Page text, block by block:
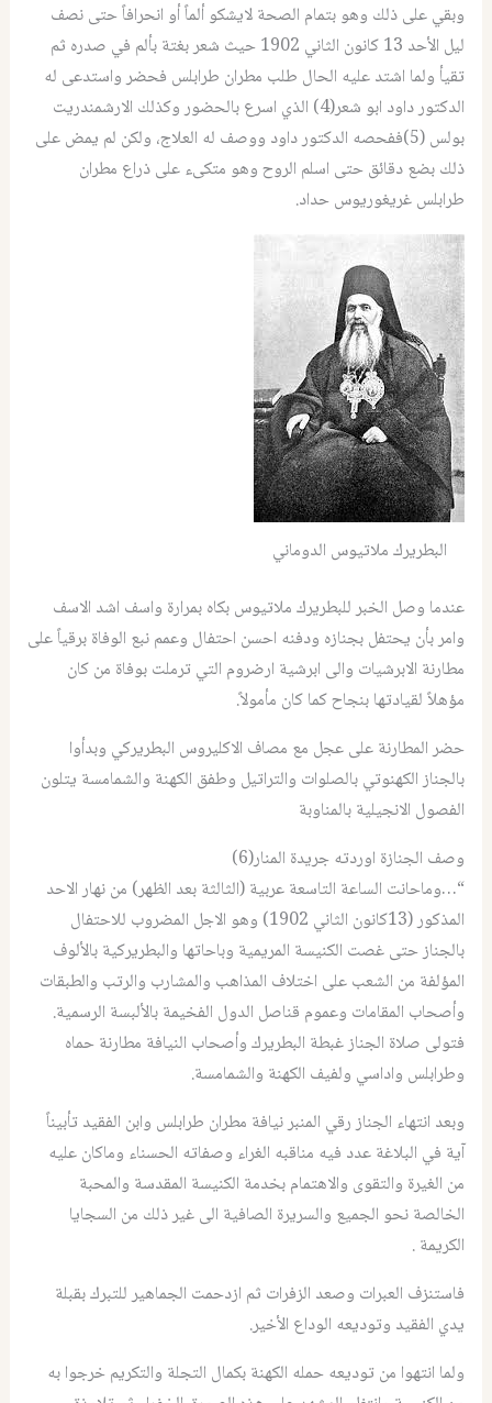
وبقي على ذلك وهو بتمام الصحة لايشكو ألماً أو انحرافاً حتى نصف
ليل الأحد 13 كانون الثاني 1902 حيث شعر بغتة بألم في صدره ثم
تقيأ ولما اشتد عليه الحال طلب مطران طرابلس فحضر واستدعى له
الدكتور داود ابو شعر(4) الذي اسرع بالحضور وكذلك الارشمندريت
بولس (5)ففحصه الدكتور داود ووصف له العلاج، ولكن لم يمض على
ذلك بضع دقائق حتى اسلم الروح وهو متكىء على ذراع مطران
طرابلس غريغوريوس حداد.
البطريرك ملاتيوس الدوماني
عندما وصل الخبر للبطريرك ملاتيوس بكاه بمرارة واسف اشد الاسف
وامر بأن يحتفل بجنازه ودفنه احسن احتفال وعمم نبع الوفاة برقياً على
مطارنة الابرشيات والى ابرشية ارضروم التي ترملت بوفاة من كان
مؤهلاً لقيادتها بنجاح كما كان مأمولاً.
حضر المطارنة على عجل مع مصاف الاكليروس البطريركي وبدأوا
بالجناز الكهنوتي بالصلوات والتراتيل وطفق الكهنة والشمامسة يتلون
الفصول الانجيلية بالمناوبة
وصف الجنازة اوردته جريدة المنار(6)
“…وماحانت الساعة التاسعة عربية (الثالثة بعد الظهر) من نهار الاحد
المذكور (13كانون الثاني 1902) وهو الاجل المضروب للاحتفال
بالجناز حتى غصت الكنيسة المريمية وباحاتها والبطريركية بالألوف
المؤلفة من الشعب على اختلاف المذاهب والمشارب والرتب والطبقات
وأصحاب المقامات وعموم قناصل الدول الفخيمة بالألبسة الرسمية.
فتولى صلاة الجناز غبطة البطريرك وأصحاب النيافة مطارنة حماه
وطرابلس واداسي ولفيف الكهنة والشمامسة.
وبعد انتهاء الجناز رقي المنبر نيافة مطران طرابلس وابن الفقيد تأبيناً
آية في البلاغة عدد فيه مناقبه الغراء وصفاته الحسناء وماكان عليه
من الغيرة والتقوى والاهتمام بخدمة الكنيسة المقدسة والمحبة
الخالصة نحو الجميع والسريرة الصافية الى غير ذلك من السجايا
الكريمة .
فاستنزف العبرات وصعد الزفرات ثم ازدحمت الجماهير للتبرك بقبلة
يدي الفقيد وتوديعه الوداع الأخير.
ولما انتهوا من توديعه حمله الكهنة بكمال التجلة والتكريم خرجوا به